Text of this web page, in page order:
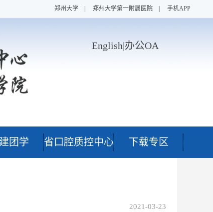
郑州大学 郑州大学第一附属医院 手机APP
English|办公OA
团学 省口腔质控中心 下载专区
2021-03-23